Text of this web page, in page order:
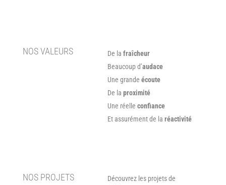
NOS VALEURS De lafraîcheur
Beaucoup d’audace
Une grandeécoute
De laproximité
Une réelleconfiance
Et assurément de laréactivité
NOS PROJETS
Découvrez les projets de